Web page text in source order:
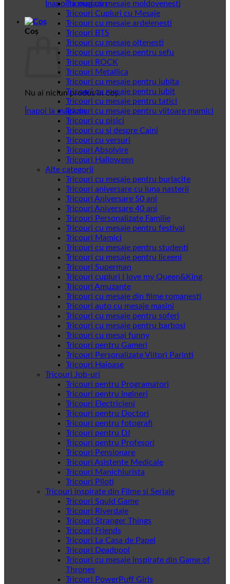
Înapoi la magazin
Coș
Nu ai niciun produs în coș.
Înapoi la magazin
Tricouri cu mesaje moldovenesti
Tricouri Cupluri cu Mesaje
Tricouri cu mesaje ardelenesti
Tricouri BTS
Tricouri cu mesaje oltenesti
Tricouri cu mesaje pentru sefu
Tricouri ROCK
Tricouri Metallica
Tricouri cu mesaje pentru iubita
Tricouri cu mesaje pentru iubit
Tricouri cu mesaje pentru tatici
Tricouri cu mesaje pentru viitoare mamici
Tricouri cu pisici
Tricouri cu si despre Caini
Tricouri cu versuri
Tricouri Absolvire
Tricouri Halloween
Alte categorii
Tricouri cu mesaje pentru burlacite
Tricouri aniversare cu luna nasterii
Tricouri Aniversare 50 ani
Tricouri Aniversare 40 ani
Tricouri Personalizate Familie
Tricouri cu mesaje pentru festival
Tricouri Mamici
Tricouri cu mesaje pentru studenti
Tricouri cu mesaje pentru liceeni
Tricouri Superman
Tricouri cupluri I love my Queen&King
Tricouri Amuzante
Tricouri cu mesaje din filme romanesti
Tricouri auto cu mesaje masini
Tricouri cu mesaje pentru soferi
Tricouri cu mesaje pentru barbosi
Tricouri cu mesaj funny
Tricouri pentru Gameri
Tricouri Personalizate Viitori Parinti
Tricouri Haioase
Tricouri Job-uri
Tricouri pentru Programatori
Tricouri pentru ingineri
Tricouri Electricieni
Tricouri pentru Doctori
Tricouri pentru fotografi
Tricouri pentru DJ
Tricouri pentru Profesori
Tricouri Pensionare
Tricouri Asistente Medicale
Tricouri Manichiurista
Tricouri Piloti
Tricouri inspirate din Filme si Seriale
Tricouri Squid Game
Tricouri Riverdale
Tricouri Stranger Things
Tricouri Friends
Tricouri La Casa de Papel
Tricouri Deadpool
Tricouri cu mesaje inspirate din Game of
Thrones
Tricouri PowerPuff Girls